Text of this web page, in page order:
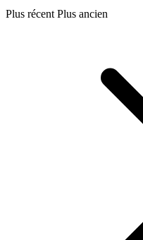
Plus récent Plus ancien